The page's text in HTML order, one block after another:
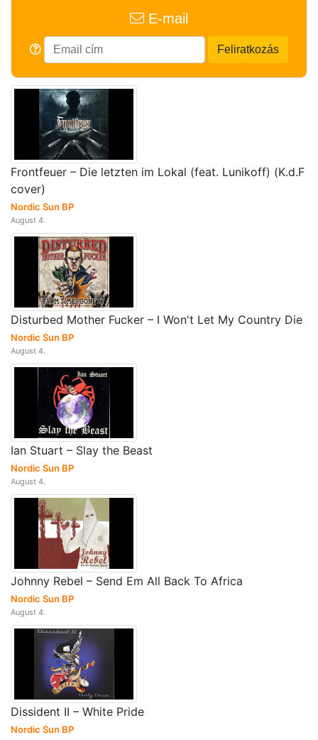
E-mail
Feliratkozás
Frontfeuer – Die letzten im Lokal (feat. Lunikoff) (K.d.F
cover)
Nordic Sun BP
August 4.
Disturbed Mother Fucker – I Won't Let My Country Die
Nordic Sun BP
August 4.
Ian Stuart – Slay the Beast
Nordic Sun BP
August 4.
Johnny Rebel – Send Em All Back To Africa
Nordic Sun BP
August 4.
Dissident II – White Pride
Nordic Sun BP